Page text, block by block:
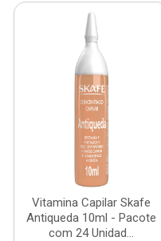
Vitamina Capilar Skafe
Antiqueda 10ml - Pacote
com 24 Unidad...